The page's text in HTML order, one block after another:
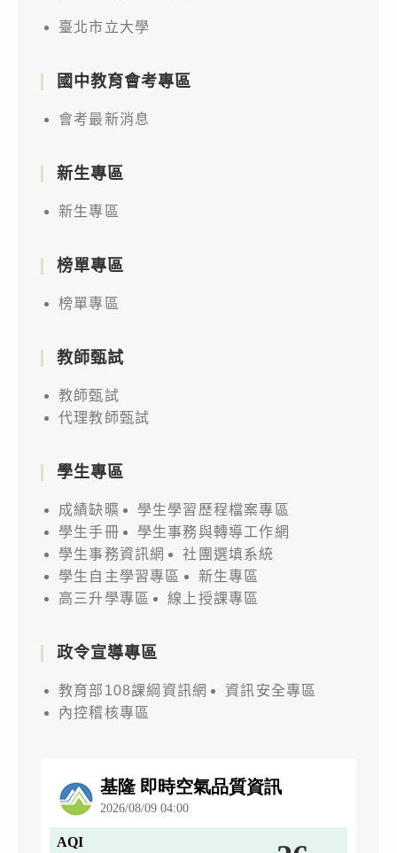
臺北市立大學
國中教育會考專區
會考最新消息
新生專區
新生專區
榜單專區
榜單專區
教師甄試
教師甄試
代理教師甄試
學生專區
成績缺曠
學生學習歷程檔案專區
學生手冊
學生事務與轉導工作網
學生事務資訊網
社團選填系統
學生自主學習專區
新生專區
高三升學專區
線上授課專區
政令宣導專區
教育部108課綱資訊網
資訊安全專區
內控稽核專區